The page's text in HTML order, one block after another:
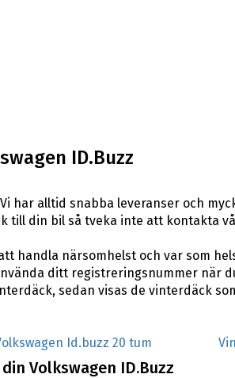
ID.Buzz
har alltid snabba leveranser och
till din bil så tveka inte att kontakta
handla närsomhelst och var som
ditt registreringsnummer när
sedan visas de vinterdäck
Id.buzz 20 tum
Volkswagen ID.Buzz